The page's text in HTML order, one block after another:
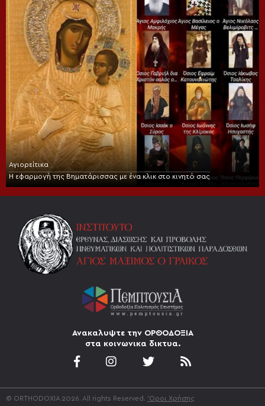
Αγιορείτικα
Η εφαρμογή της Βηματάρισσας με ένα κλικ στο κινητό σας
Ανακαλυψτε την ΟΡΘΟΔΟΞΙΑ
στα κοινωνικα δικτυα.
© ORTHODOXIA 2026. All rights Reserved. 'Οροι Χρήσης